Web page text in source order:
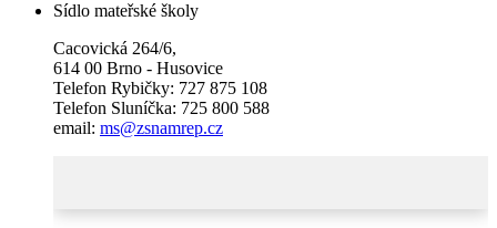
Sídlo mateřské školy
Cacovická 264/6,
614 00 Brno - Husovice
Telefon Rybičky: 727 875 108
Telefon Sluníčka: 725 800 588
email: ms@zsnamrep.cz